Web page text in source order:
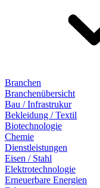
Branchen
Branchenübersicht
Bau / Infrastrukur
Bekleidung / Textil
Biotechnologie
Chemie
Dienstleistungen
Eisen / Stahl
Elektrotechnologie
Erneuerbare Energien